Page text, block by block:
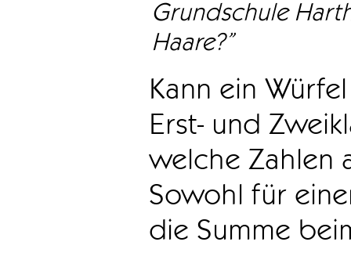
Grundschule
Haare?”
Kann ein
Erst- und
welche Zahlen
Sowohl für
die Summe